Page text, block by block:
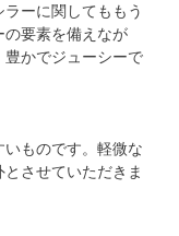
ーに関してももう
の要素を備えなが
豊かでジューシーで
ものです。軽微な
させていただきま